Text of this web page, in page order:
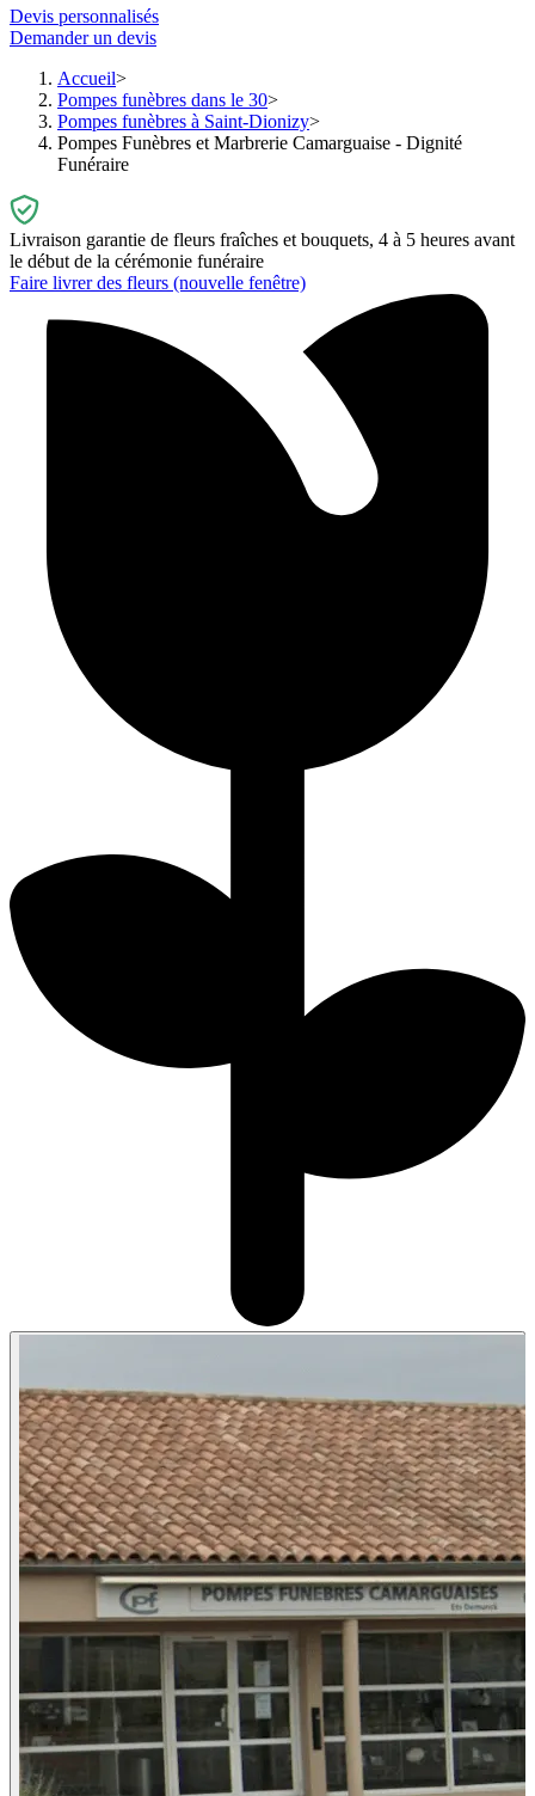
Devis personnalisés
Demander un devis
Accueil
Pompes funèbres dans le 30
Pompes funèbres à Saint-Dionizy
Pompes Funèbres et Marbrerie Camarguaise - Dignité
Funéraire
Livraison garantie de fleurs fraîches et bouquets, 4 à 5 heures avant
le début de la cérémonie funéraire
Faire livrer des fleurs (nouvelle fenêtre)